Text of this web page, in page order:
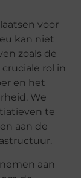
voor
kan niet
zoals de
rol in
en het
We
te
aan de
aan